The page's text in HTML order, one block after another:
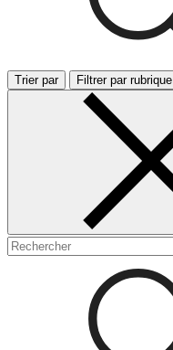
Trier par Filtrer par rubrique